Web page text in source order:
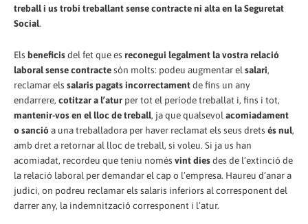
treball i us trobi treballant sense contracte ni alta en la Seguretat
Social.
Els beneficisdel fet que es reconegui legalment la vostra relació
laboral sense contractesón molts: podeu augmentar el salari,
reclamar els salaris pagats incorrectamentde fins un any
endarrere, cotitzar a l’atur per tot el període treballat i, fins i tot,
mantenir-vos en el lloc de treball, ja que qualsevol acomiadament
o sancióa una treballadora per haver reclamat els seus drets és nul,
amb dret a retornar al lloc de treball, si voleu. Si ja us han
acomiadat, recordeu que teniu només vint diesdes de l’extinció de
la relació laboral per demandar el cap o l’empresa. Haureu d’anar a
judici, on podreu reclamar els salaris inferiors al corresponent del
darrer any, la indemnització corresponent i l’atur.